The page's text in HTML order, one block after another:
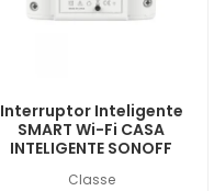
Classe
Interruptor Inteligente
SMART Wi-Fi CASA
INTELIGENTE SONOFF